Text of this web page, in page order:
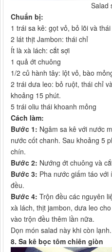
Salad
Chuẩn bị:
1 trái sa kê: gọt vỏ, bỏ lõi và
2 lát thịt Jambon: thái chỉ
Ít là xà lách: cắt sợi
1 quả ớt chuông
1/2 củ hành tây: lột vỏ, bào
2 trái dưa leo: bỏ ruột, thái chỉ
khoảng 15 phút.
5 trái oliu thái khoanh mỏng
Cách làm:
Bước 1: Ngâm sa kê với nước
nước cốt chanh. Sau khoảng 5
chín.
Bước 2: Nướng ớt chuông và
Bước 3: Pha nước giấm táo
đều.
Bước 4: Trộn đều các nguyên
xà lách, thịt jambon, dưa leo
vào trộn đều thêm lần nữa.
Dọn món salad này khi còn lạnh.
8. Sa kê bọc tôm chiên giòn